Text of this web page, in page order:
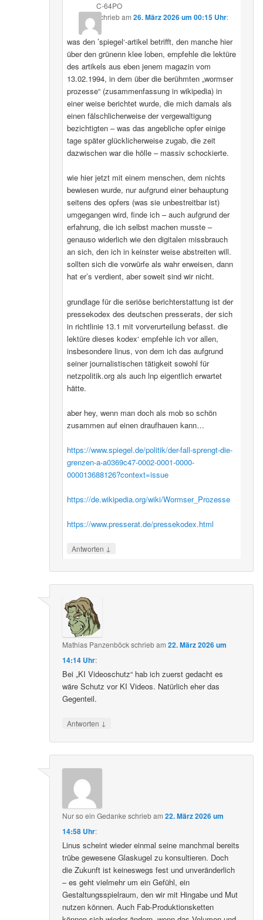
C-64PO
schriebam 26. März 2026 um 00:15 Uhr:
was den ’spiegel‘-artikel betrifft, den manche hier
über den grünenn klee loben, empfehle die lektüre
des artikels aus eben jenem magazin vom
13.02.1994, in dem über die berühmten „wormser
prozesse“ (zusammenfassung in wikipedia) in
einer weise berichtet wurde, die mich damals als
einen fälschlicherweise der vergewaltigung
bezichtigten – was das angebliche opfer einige
tage später glücklicherweise zugab, die zeit
dazwischen war die hölle – massiv schockierte.
wie hier jetzt mit einem menschen, dem nichts
bewiesen wurde, nur aufgrund einer behauptung
seitens des opfers (was sie unbestreitbar ist)
umgegangen wird, finde ich – auch aufgrund der
erfahrung, die ich selbst machen musste –
genauso widerlich wie den digitalen missbrauch
an sich, den ich in keinster weise abstreiten will.
sollten sich die vorwürfe als wahr erweisen, dann
hat er’s verdient, aber soweit sind wir nicht.
grundlage für die seriöse berichterstattung ist der
pressekodex des deutschen presserats, der sich
in richtlinie 13.1 mit vorverurteilung befasst. die
lektüre dieses kodex‘ empfehle ich vor allen,
insbesondere linus, von dem ich das aufgrund
seiner journalistischen tätigkeit sowohl für
netzpolitik.org als auch lnp eigentlich erwartet
hätte.
aber hey, wenn man doch als mob so schön
zusammen auf einen draufhauen kann…
https://www.spiegel.de/politik/der-fall-sprengt-die-
grenzen-a-a0369c47-0002-0001-0000-
000013688126?context=issue
https://de.wikipedia.org/wiki/Wormser_Prozesse
https://www.presserat.de/pressekodex.html
Antworten ↓
Mathias Panzenböckschriebam22. März 2026 um
14:14 Uhr:
Bei „KI Videoschutz“ hab ich zuerst gedacht es
wäre Schutz vor KI Videos. Natürlich eher das
Gegenteil.
Antworten ↓
Nur so ein Gedanke schriebam22. März 2026 um
14:58 Uhr:
Linus scheint wieder einmal seine manchmal bereits
trübe gewesene Glaskugel zu konsultieren. Doch
die Zukunft ist keineswegs fest und unveränderlich
– es geht vielmehr um ein Gefühl, ein
Gestaltungsspielraum, den wir mit Hingabe und Mut
nutzen können. Auch Fab-Produktionsketten